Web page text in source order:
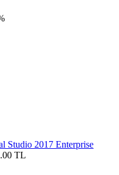
Studio 2017 Enterprise
TL